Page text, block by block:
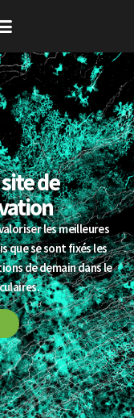
de
les meilleures
que se sont fixés les
de demain dans le